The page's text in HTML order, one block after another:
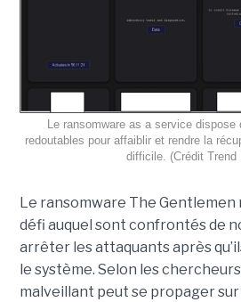
Le ransomware as a service dispose
redoutables pour affaiblir et rendre la
difficile. (Crédit Trend
Le ransomware The Gentlemen
défi auquel sont confrontés de
arrêter les attaquants après
le système. Selon les
malveillant peut se propager